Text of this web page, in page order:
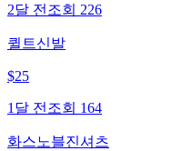
2달 전 조회 226
퀼트신발
$25
1달 전 조회 164
화스노블진셔츠